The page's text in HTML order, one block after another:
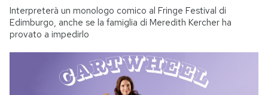
Interpreterà un monologo comico al Fringe Festival di
Edimburgo, anche se la famiglia di Meredith Kercher ha
provato a impedirlo